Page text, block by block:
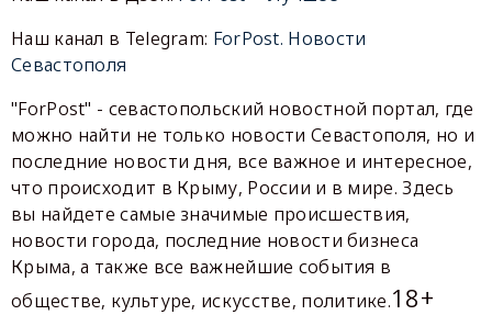
Наш канал в Telegram: ForPost. Новости
Севастополя
"ForPost" - севастопольский новостной портал, где
можно найти не только новости Севастополя, но и
последние новости дня, все важное и интересное,
что происходит в Крыму, России и в мире. Здесь
вы найдете самые значимые происшествия,
новости города, последние новости бизнеса
Крыма, а также все важнейшие события в
обществе, культуре, искусстве, политике.18+